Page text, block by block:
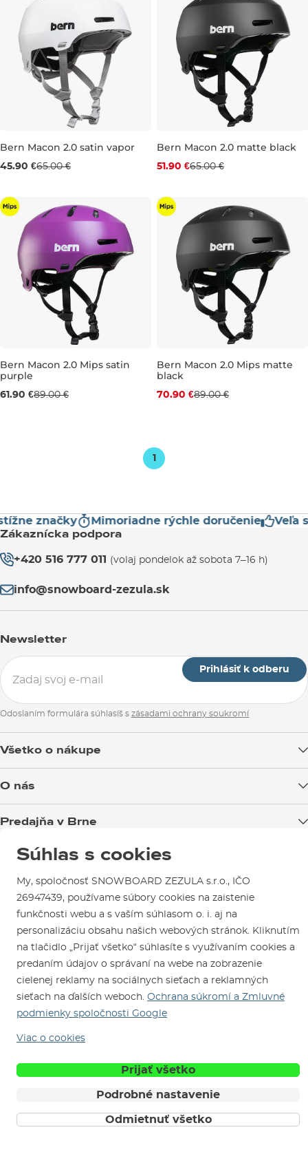
Výpredaj -29 %
S
Bern Macon 2.0 satin vapor
45.90 €65.00 € Zľava -20 %
M
Bern Macon 2.0 matte black
51.90 €65.00 €
Výpredaj -30 %
Bern Macon 2.0 Mips satin
purple
61.90 €89.00 €
Zľava -20 %
Bern Macon 2.0 Mips matte
black
70.90 €89.00 €
1
značky Mimoriadne rýchle doručenie Veľa
Zákaznícka podpora
+420 516 777 011 (volaj pondelok až sobota 7–16 h)
info@snowboard-zezula.sk
Newsletter
Prihlásiť k odberu
Odoslaním formulára súhlasíš s zásadami ochrany soukromí
Všetko o nákupe
Výmena a vrátenie tovaru
Kontakty
O nás
SNOWBOARD ZEZULA Team
Ako si vybrať vybavenie
Predajňa v Brne
Otváracia doba
Požičovňa
Servis a opravy
Sme overený e-shop.
Naši spokojní zákazníci nám udelili
CertifikátOverené zákazníkmi.
Sme tu pre Vás od roku 1996
© 2026 SNOWBOARD ZEZULA s.r.o. Slovensky
CookiesOchrana osobných údajov
Súhlas s cookies
My, spoločnosť SNOWBOARD ZEZULA s.r.o., IČO
26947439, používame súbory cookies na zaistenie
funkčnosti webu a s vaším súhlasom o. i. aj na
personalizáciu obsahu našich webových stránok. Kliknutím
na tlačidlo „Prijať všetko“ súhlasíte s využívaním cookies a
predaním údajov o správaní na webe na zobrazenie
cielenej reklamy na sociálnych sieťach a reklamných
sieťach na ďalších weboch. Ochrana súkromí a Zmluvné
podmienky spoločnosti Google
Viac o cookies
Prijať všetko
Podrobné nastavenie
Odmietnuť všetko